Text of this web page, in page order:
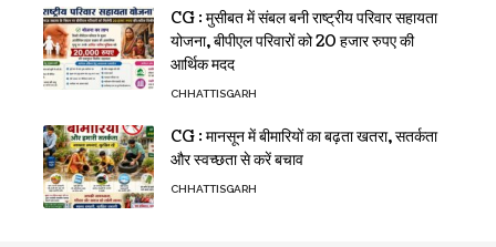
CG : मुसीबत में संबल बनी राष्ट्रीय परिवार सहायता
योजना, बीपीएल परिवारों को 20 हजार रुपए की
आर्थिक मदद
CHHATTISGARH
CG : मानसून में बीमारियों का बढ़ता खतरा, सतर्कता
और स्वच्छता से करें बचाव
CHHATTISGARH